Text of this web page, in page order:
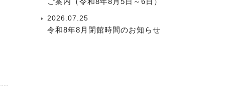
2026.07.25
令和8年8月閉館時間のお知らせ